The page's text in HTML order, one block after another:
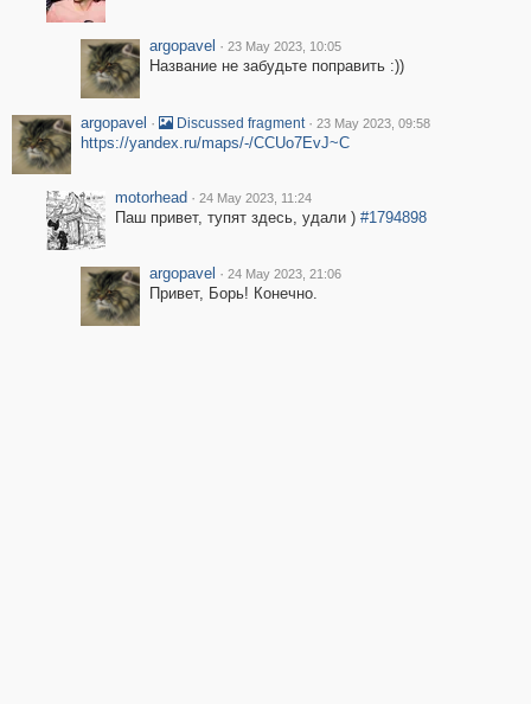
argopavel · 23 May 2023, 10:05
Название не забудьте поправить :))
argopavel · Discussed fragment · 23 May 2023, 09:58
https://yandex.ru/maps/-/CCUo7EvJ~C
motorhead · 24 May 2023, 11:24
Паш привет, тупят здесь, удали ) #1794898
argopavel · 24 May 2023, 21:06
Привет, Борь! Конечно.